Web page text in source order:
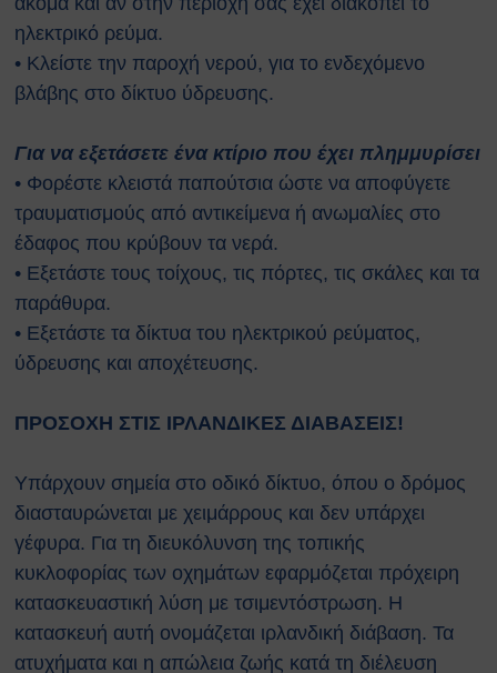
ηλεκτρικό ρεύμα.
• Κλείστε την παροχή νερού, για το ενδεχόμενο
βλάβης στο δίκτυο ύδρευσης.
Για να εξετάσετε ένα κτίριο που έχει πλημμυρίσει
• Φορέστε κλειστά παπούτσια ώστε να αποφύγετε
τραυματισμούς από αντικείμενα ή ανωμαλίες στο
έδαφος που κρύβουν τα νερά.
• Εξετάστε τους τοίχους, τις πόρτες, τις σκάλες και τα
παράθυρα.
• Εξετάστε τα δίκτυα του ηλεκτρικού ρεύματος,
ύδρευσης και αποχέτευσης.
ΠΡΟΣΟΧΗ ΣΤΙΣ ΙΡΛΑΝΔΙΚΕΣ ΔΙΑΒΑΣΕΙΣ!
Υπάρχουν σημεία στο οδικό δίκτυο, όπου ο δρόμος
διασταυρώνεται με χειμάρρους και δεν υπάρχει
γέφυρα. Για τη διευκόλυνση της τοπικής
κυκλοφορίας των οχημάτων εφαρμόζεται πρόχειρη
κατασκευαστική λύση με τσιμεντόστρωση. Η
κατασκευή αυτή ονομάζεται ιρλανδική διάβαση. Τα
ατυχήματα και η απώλεια ζωής κατά τη διέλευση